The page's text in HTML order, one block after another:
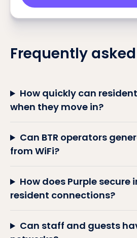
Frequently asked
How quickly can
when they move in?
Can BTR operators
from WiFi?
How does Purple secure
resident connections?
Can staff and guests